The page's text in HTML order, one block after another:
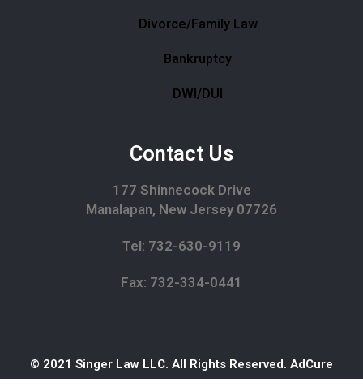
Divorce/Family Law
Bankruptcy
DWI/DUI
Contact Us
177 Shinnecock Drive
Manalapan, New Jersey 07726
Tel: 732-630-9119
Fax: 732-334-0441
© 2021 Singer Law LLC. All Rights Reserved. AdCure